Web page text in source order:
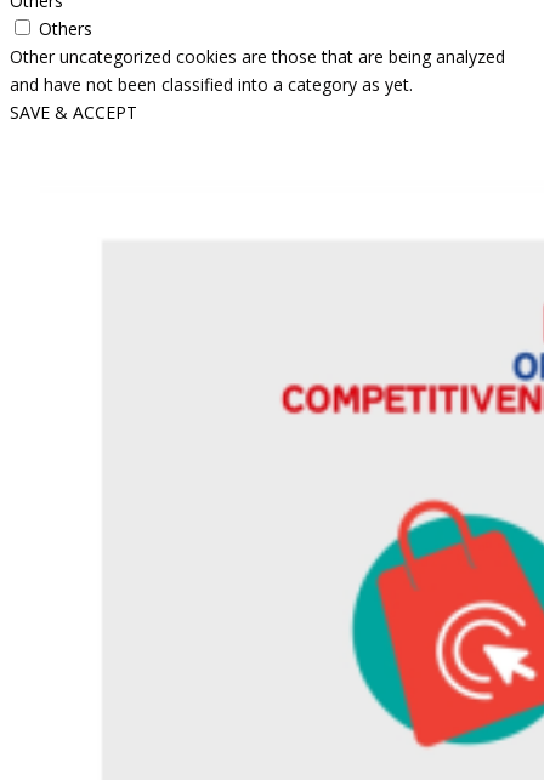
Others
Other uncategorized cookies are those that are being analyzed
and have not been classified into a category as yet.
SAVE & ACCEPT